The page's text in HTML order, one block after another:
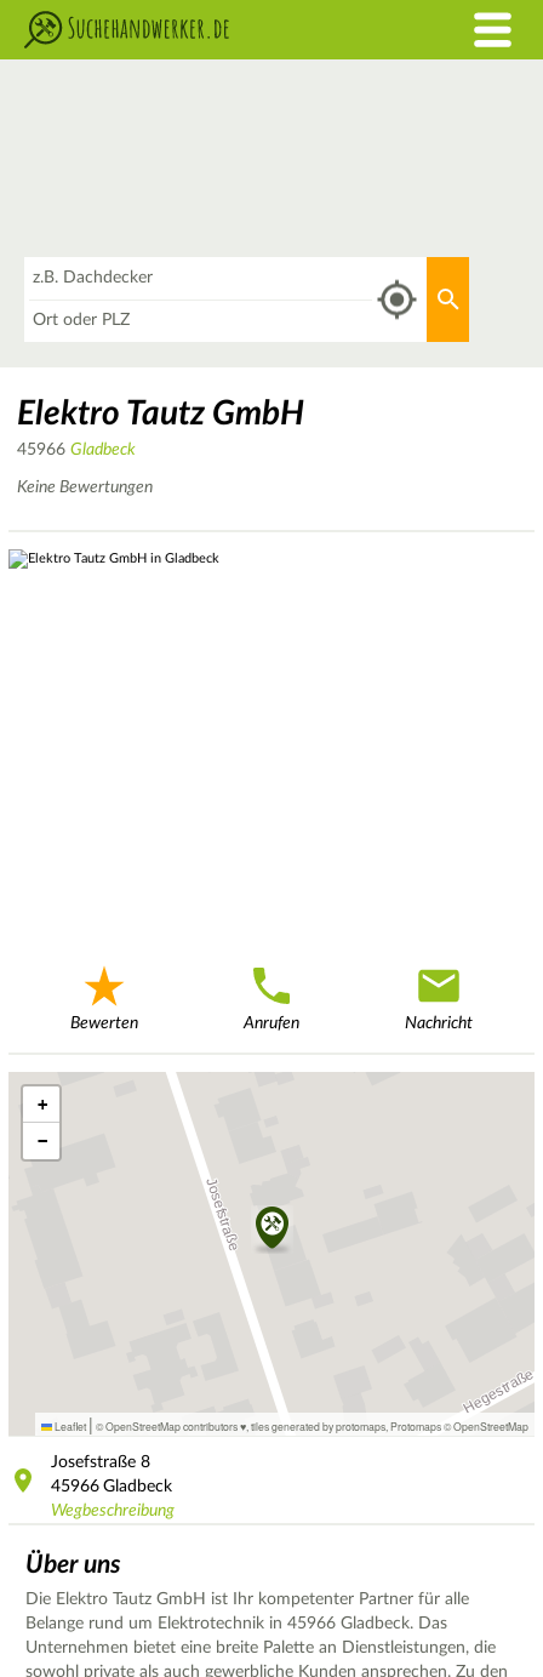
Elektro Tautz GmbH
45966 Gladbeck
Keine Bewertungen
Bewerten Anrufen Nachricht
+
−
Leaflet | © OpenStreetMap contributors ♥, tiles generated by protomaps Protomaps©OpenStreetMap
Josefstraße 8
45966 Gladbeck
Wegbeschreibung
Über uns
Die Elektro Tautz GmbH ist Ihr kompetenter Partner für alle
Belange rund um Elektrotechnik in 45966 Gladbeck. Das
Unternehmen bietet eine breite Palette an Dienstleistungen, die
sowohl private als auch gewerbliche Kunden ansprechen. Zu den